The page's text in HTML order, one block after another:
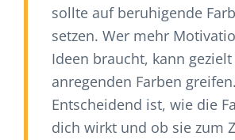
sollte auf beruhigende
setzen. Wer mehr
Ideen braucht, kann gezielt
anregenden Farben greifen.
Entscheidend ist, wie die
dich wirkt und ob sie zum